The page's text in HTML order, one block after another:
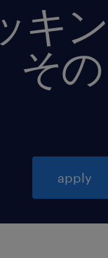
キン
その
apply